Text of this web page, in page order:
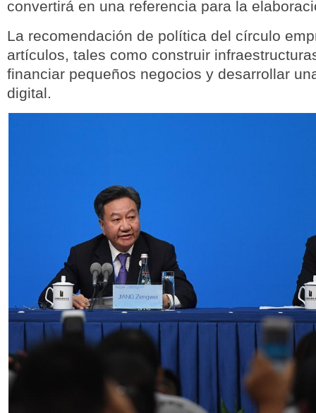
convertirá en una referencia para la
La recomendación de política del círculo
artículos, tales como construir
financiar pequeños negocios y desarrollar
digital.